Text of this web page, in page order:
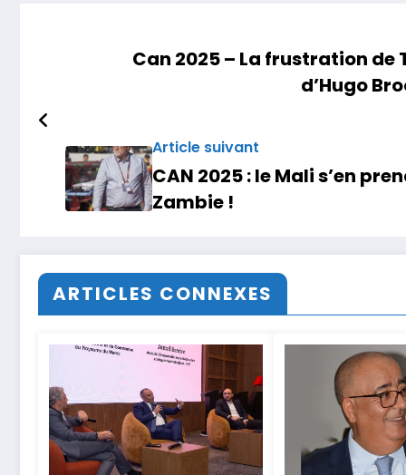
Can 2025 – La frustration
d’Hugo
Article suivant
CAN 2025 : le Mali s’en
Zambie !
ARTICLES CONNEXES